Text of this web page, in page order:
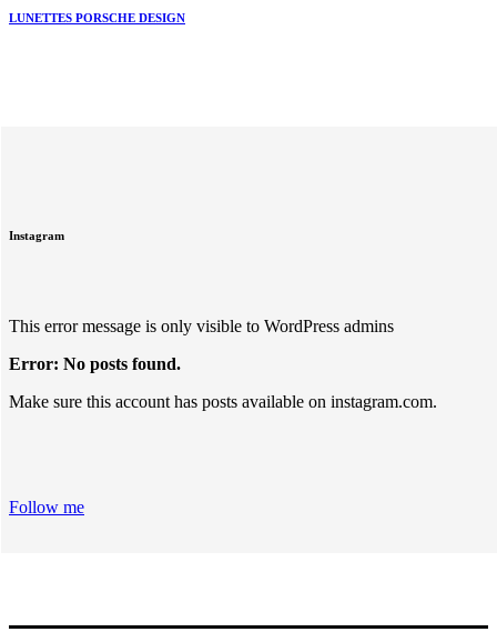
LUNETTES PORSCHE DESIGN
Instagram
This error message is only visible to WordPress admins
Error: No posts found.
Make sure this account has posts available on instagram.com.
Follow me